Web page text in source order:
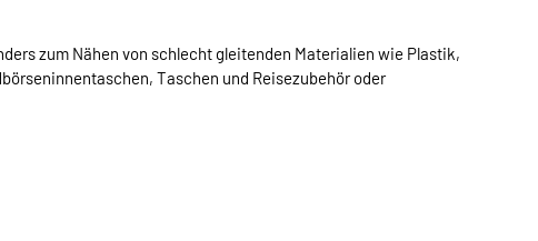
zum Nähen von schlecht gleitenden Materialien wie Plastik,
Taschen und Reisezubehör oder